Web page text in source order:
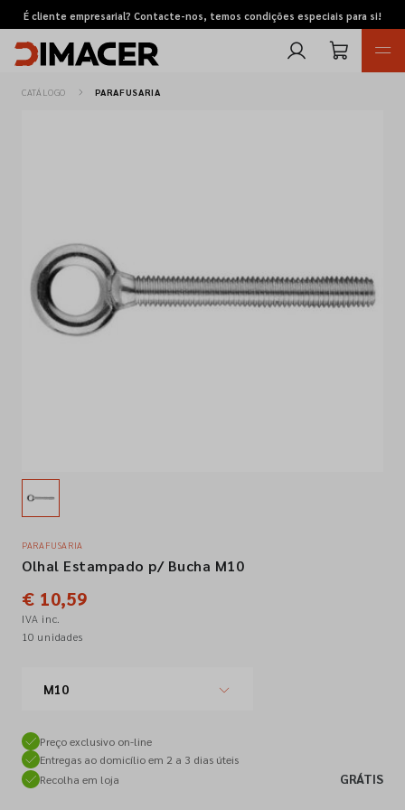
É cliente empresarial? Contacte-nos, temos condições especiais para si!
Pedidos de cotação
Marcas
Contactos
Siga-nos nas redes sociais
CATÁLOGO PARAFUSARIA
PARAFUSARIA
Olhal Estampado p/ Bucha M10
€ 10,59
IVA inc.
10 unidades
M10
Preço exclusivo on-line
Entregas ao domicílio em 2 a 3 dias úteis
Recolha em loja
GRÁTIS